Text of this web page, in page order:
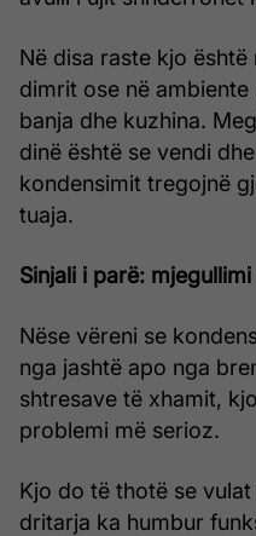
Në disa raste kjo
dimrit ose në
banja dhe kuzhina.
dinë është se vendi
kondensimit tregojnë
tuaja.
Sinjali i parë:
Nëse vëreni se
nga jashtë apo nga
shtresave të xhamit,
problemi më serioz.
Kjo do të thotë se
dritarja ka humbur